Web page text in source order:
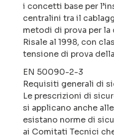
i concetti base per
centralini tra il
metodi di prova per
Risale al 1998, con
tensione di prova
EN 50090-2-3
Requisiti generali di
Le prescrizioni di
si applicano anche
esistano norme di
ai Comitati Tecnici